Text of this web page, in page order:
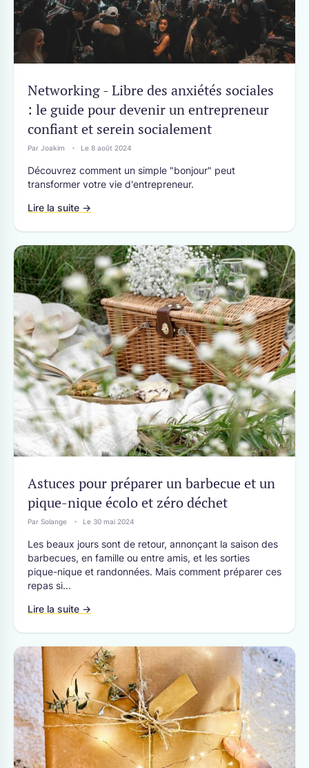
Networking - Libre des anxiétés sociales
: le guide pour devenir un entrepreneur
confiant et serein socialement
Par Joakim Le 8 août 2024
Découvrez comment un simple "bonjour" peut
transformer votre vie d'entrepreneur.
Lire la suite →
Astuces pour préparer un barbecue et un
pique-nique écolo et zéro déchet
Par Solange Le 30 mai 2024
Les beaux jours sont de retour, annonçant la saison des
barbecues, en famille ou entre amis, et les sorties
pique-nique et randonnées. Mais comment préparer ces
repas si...
Lire la suite →